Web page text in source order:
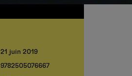
21 juin 2019
9782505076667